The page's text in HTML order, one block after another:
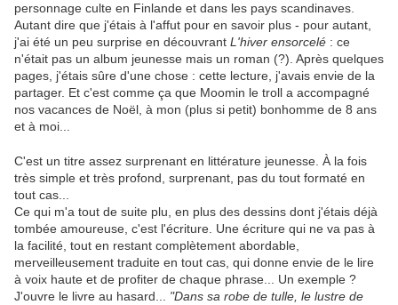
personnage culte en Finlande et dans les pays scandinaves.
Autant dire que j'étais à l'affut pour en savoir plus - pour autant,
j'ai été un peu surprise en découvrant L'hiver ensorcelé : ce
n'était pas un album jeunesse mais un roman (?). Après quelques
pages, j'étais sûre d'une chose : cette lecture, j'avais envie de la
partager. Et c'est comme ça que Moomin le troll a accompagné
nos vacances de Noël, à mon (plus si petit) bonhomme de 8 ans
et à moi...
C'est un titre assez surprenant en littérature jeunesse. À la fois
très simple et très profond, surprenant, pas du tout formaté en
tout cas...
Ce qui m'a tout de suite plu, en plus des dessins dont j'étais déjà
tombée amoureuse, c'est l'écriture. Une écriture qui ne va pas à
la facilité, tout en restant complètement abordable,
merveilleusement traduite en tout cas, qui donne envie de le lire
à voix haute et de profiter de chaque phrase... Un exemple ?
J'ouvre le livre au hasard... "Dans sa robe de tulle, le lustre de